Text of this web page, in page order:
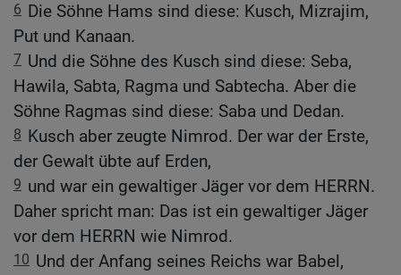
6 Die Söhne Hams sind diese: Kusch, Mizrajim,
Put und Kanaan.
7 Und die Söhne des Kusch sind diese: Seba,
Hawila, Sabta, Ragma und Sabtecha. Aber die
Söhne Ragmas sind diese: Saba und Dedan.
8 Kusch aber zeugte Nimrod. Der war der Erste,
der Gewalt übte auf Erden,
9 und war ein gewaltiger Jäger vor dem HERRN.
Daher spricht man: Das ist ein gewaltiger Jäger
vor dem HERRN wie Nimrod.
10 Und der Anfang seines Reichs war Babel,